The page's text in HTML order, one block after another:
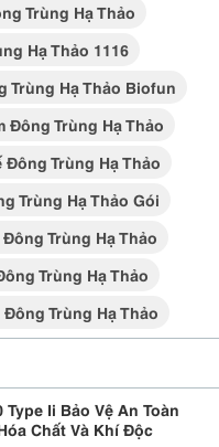
Trùng Hạ Thảo
Hạ Thảo 1116
Trùng Hạ Thảo Biofun
Đông Trùng Hạ Thảo
Đông Trùng Hạ Thảo
Trùng Hạ Thảo Gói
Đông Trùng Hạ Thảo
Trùng Hạ Thảo
Đông Trùng Hạ Thảo
Ii Bảo Vệ An Toàn
Chất Và Khí Độc